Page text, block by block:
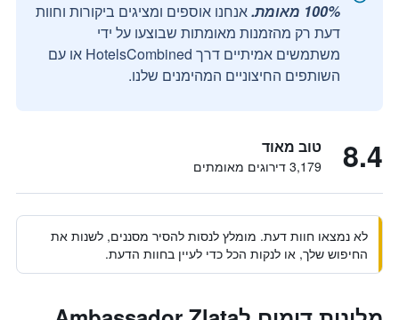
100% מאומת.
אנחנו אוספים ומציגים ביקורות וחוות
דעת רק מהזמנות מאומתות שבוצעו על ידי
משתמשים אמיתיים דרך HotelsCombined או עם
השותפים החיצוניים המהימנים שלנו.
8.4 טוב מאוד
3,179 דירוגים מאומתים
לא נמצאו חוות דעת. מומלץ לנסות להסיר מסננים, לשנות את
החיפוש שלך, או לנקות הכל כדי לעיין בחוות הדעת.